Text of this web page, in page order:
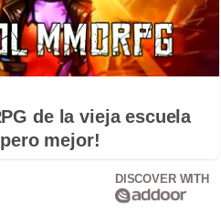
de la vieja escuela
mejor!
DISCOVER WITH